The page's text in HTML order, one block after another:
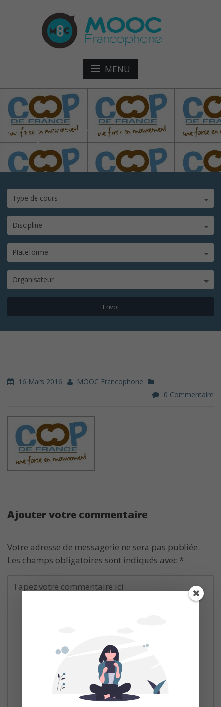
MENU
coop-de-france
Type de cours
Discipline
Plateforme
Organisateur
16 Mars 2016
MOOC Francophone
0 Commentaire
Ajouter votre commentaire
Votre adresse de messagerie ne sera pas publiée.
Les champs obligatoires sont indiqués avec *